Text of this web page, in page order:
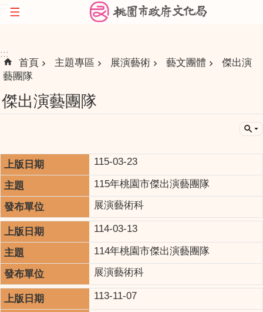
跳到主要內容區塊
:::
首頁 主題專區 展演藝術 藝文團體
傑出演
藝團隊
傑出演藝團隊
115-03-23
115年桃園市傑出演藝團隊
展演藝術科
114-03-13
114年桃園市傑出演藝團隊
展演藝術科
113-11-07